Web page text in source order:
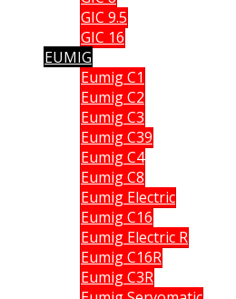
GIC 9.5
GIC 16
EUMIG
Eumig C1
Eumig C2
Eumig C3
Eumig C39
Eumig C4
Eumig C8
Eumig Electric
Eumig C16
Eumig Electric R
Eumig C16R
Eumig C3R